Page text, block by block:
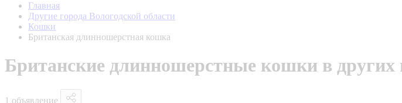
Главная
Другие города Вологодской области
Кошки
Британская длинношерстная кошка
Британские длинношерстные кошки в других
1 объявление